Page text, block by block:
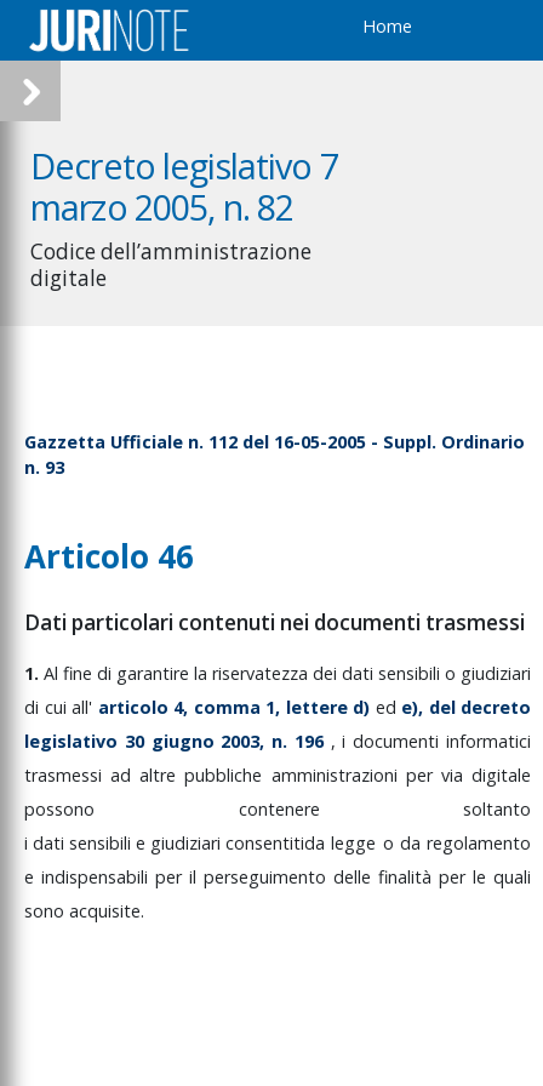
Home
Decreto legislativo 7
marzo 2005, n. 82
Codice dell’amministrazione
digitale
Gazzetta Ufficiale n. 112 del 16-05-2005 - Suppl. Ordinario
n. 93
Articolo 46
Dati particolari contenuti nei documenti trasmessi
1. Al fine di garantire la riservatezza dei dati sensibili o giudiziari
di cui all' articolo 4, comma 1, lettere d) ed e), del decreto
legislativo 30 giugno 2003, n. 196 ,idocumentiinformatici
trasmessiadaltrepubbliche amministrazioni per viadigitale
possono contenere soltanto
i dati sensibili e giudiziari consentitidalegge o da regolamento
e indispensabili per il perseguimento delle finalità per le quali
sono acquisite.